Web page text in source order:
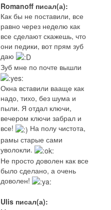
Romanoff писал(а):
Как бы не поставили, все
равно через неделю как
все сделают скажешь, что
они педики, вот прям зуб
даю
Зуб мне по почте вышли
Окна вставили вааще как
надо, тихо, без шума и
пыли. Я отдал ключи,
вечером ключи забрал и
все!
На полу чистота,
рамы старые сами
уволокли.
Не просто доволен как все
было сделано, а очень
доволен!
Ulis писал(а):